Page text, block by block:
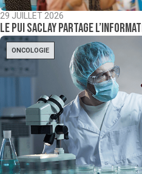
29 JUILLET 2026
Le PUI Saclay partage
ONCOLOGIE